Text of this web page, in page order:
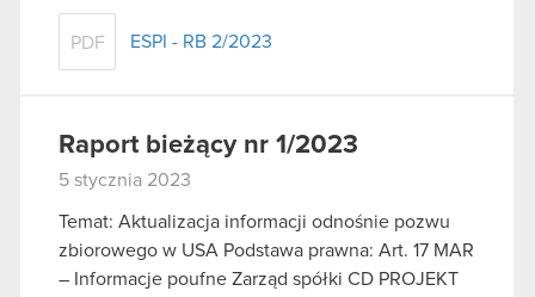
PDF ESPI - RB 2/2023
Raport bieżący nr 1/2023
5 stycznia 2023
Temat: Aktualizacja informacji odnośnie pozwu
zbiorowego w USA Podstawa prawna: Art. 17 MAR
– Informacje poufne Zarząd spółki CD PROJEKT